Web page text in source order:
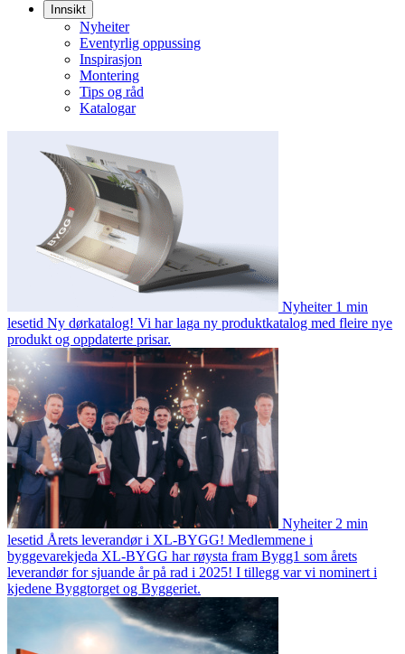
Innsikt
Nyheiter
Eventyrlig oppussing
Inspirasjon
Montering
Tips og råd
Katalogar
Nyheiter 1 min
lesetid Ny dørkatalog! Vi har laga ny produktkatalog med fleire nye
produkt og oppdaterte prisar.
Nyheiter 2 min
lesetid Årets leverandør i XL-BYGG! Medlemmene i
byggevarekjeda XL-BYGG har røysta fram Bygg1 som årets
leverandør for sjuande år på rad i 2025! I tillegg var vi nominert i
kjedene Byggtorget og Byggeriet.